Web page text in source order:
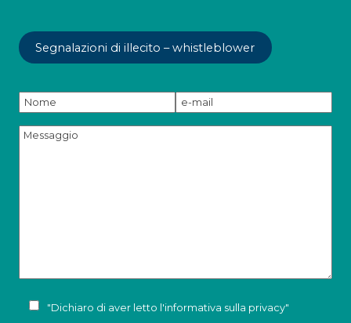
Segnalazioni di illecito – whistleblower
"Dichiaro di aver letto l'informativa sulla privacy"